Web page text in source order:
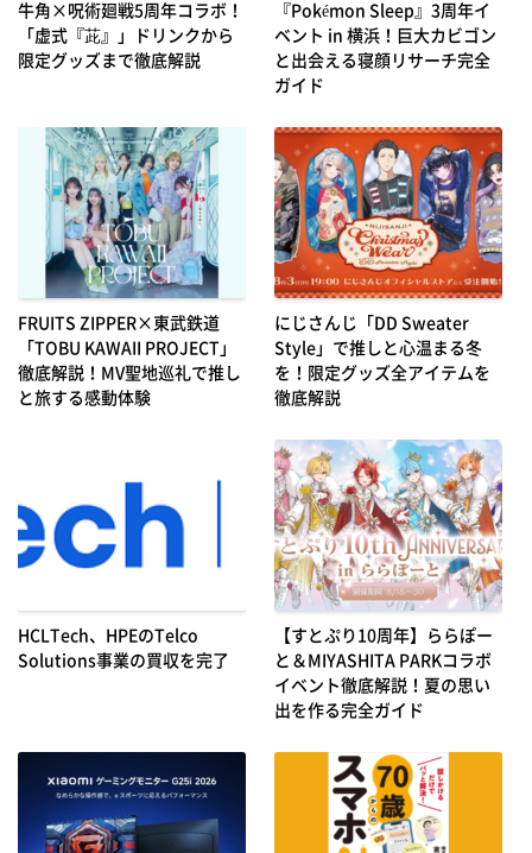
牛角×呪術廻戦5周年コラボ！
「虚式『茈』」ドリンクから
限定グッズまで徹底解説
『Pokémon Sleep』3周年イ
ベント in 横浜！巨大カビゴン
と出会える寝顔リサーチ完全
ガイド
FRUITS ZIPPER×東武鉄道
「TOBU KAWAII PROJECT」
徹底解説！MV聖地巡礼で推し
と旅する感動体験
にじさんじ「DD Sweater
Style」で推しと心温まる冬
を！限定グッズ全アイテムを
徹底解説
HCLTech、HPEのTelco
Solutions事業の買収を完了
【すとぷり10周年】ららぽー
と＆MIYASHITA PARKコラボ
イベント徹底解説！夏の思い
出を作る完全ガイド